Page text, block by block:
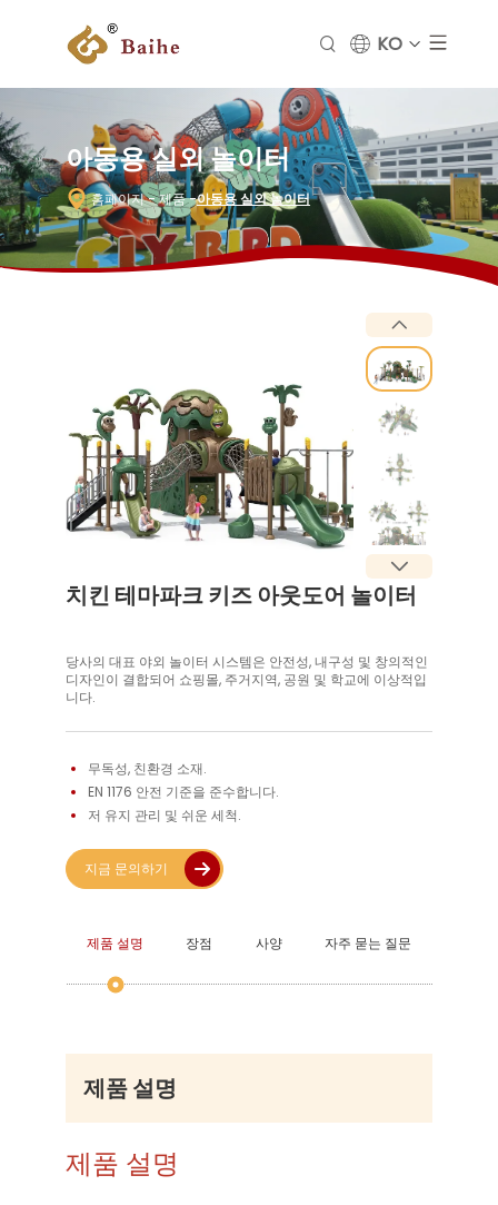
KO
아동용 실외 놀이터
홈페이지- 제품-아동용 실외 놀이터
치킨 테마파크 키즈 아웃도어 놀이터
당사의 대표 야외 놀이터 시스템은 안전성, 내구성 및 창의적인
디자인이 결합되어 쇼핑몰, 주거지역, 공원 및 학교에 이상적입
니다.
무독성, 친환경 소재.
EN 1176 안전 기준을 준수합니다.
저 유지 관리 및 쉬운 세척.
지금 문의하기
제품 설명 장점 사양 자주 묻는 질문
제품 설명
제품 설명